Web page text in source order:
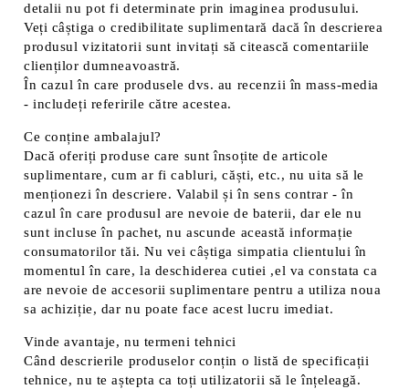
detalii nu pot fi determinate prin imaginea produsului.
Veți câștiga o credibilitate suplimentară dacă în descrierea
produsul vizitatorii sunt invitați să citească comentariile
clienților dumneavoastră.
În cazul în care produsele dvs. au recenzii în mass-media
- includeți referirile către acestea.
Ce conține ambalajul?
Dacă oferiți produse care sunt însoțite de articole
suplimentare, cum ar fi cabluri, căști, etc., nu uita să le
menționezi în descriere. Valabil și în sens contrar - în
cazul în care produsul are nevoie de baterii, dar ele nu
sunt incluse în pachet, nu ascunde această informație
consumatorilor tăi. Nu vei câștiga simpatia clientului în
momentul în care, la deschiderea cutiei ,el va constata ca
are nevoie de accesorii suplimentare pentru a utiliza noua
sa achiziție, dar nu poate face acest lucru imediat.
Vinde avantaje, nu termeni tehnici
Când descrierile produselor conțin o listă de specificații
tehnice, nu te aștepta ca toți utilizatorii să le înțeleagă.